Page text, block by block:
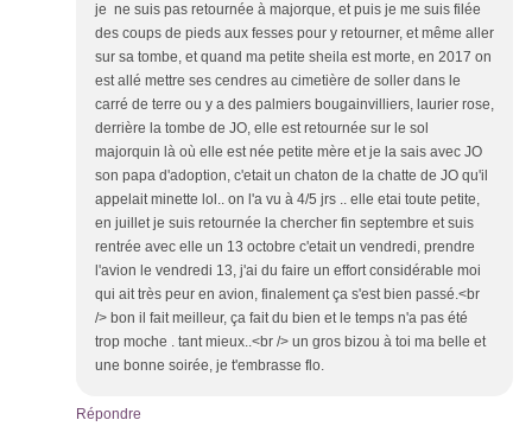
je ne suis pas retournée à majorque, et puis je me suis filée
des coups de pieds aux fesses pour y retourner, et même aller
sur sa tombe, et quand ma petite sheila est morte, en 2017 on
est allé mettre ses cendres au cimetière de soller dans le
carré de terre ou y a des palmiers bougainvilliers, laurier rose,
derrière la tombe de JO, elle est retournée sur le sol
majorquin là où elle est née petite mère et je la sais avec JO
son papa d'adoption, c'etait un chaton de la chatte de JO qu'il
appelait minette lol.. on l'a vu à 4/5 jrs .. elle etai toute petite,
en juillet je suis retournée la chercher fin septembre et suis
rentrée avec elle un 13 octobre c'etait un vendredi, prendre
l'avion le vendredi 13, j'ai du faire un effort considérable moi
qui ait très peur en avion, finalement ça s'est bien passé.<br
/> bon il fait meilleur, ça fait du bien et le temps n'a pas été
trop moche . tant mieux..<br /> un gros bizou à toi ma belle et
une bonne soirée, je t'embrasse flo.
Répondre